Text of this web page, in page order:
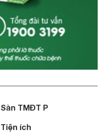
Sàn TMĐT P
Tiện ích